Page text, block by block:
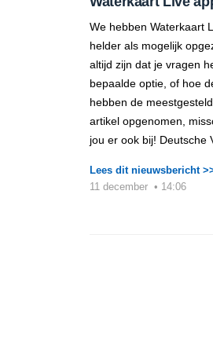
We hebben Waterkaart
helder als mogelijk
altijd zijn dat je vragen
bepaalde optie, of hoe
hebben de
artikel opgenomen,
jou er ook bij! Deutsche
Lees dit nieuwsbericht
11 december • 14:06